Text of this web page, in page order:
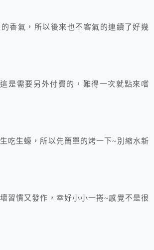
香氣，所以後來也不客氣的連續了好幾
是需要另外付費的，難得一次就點來嚐
吃生蠔，所以先簡單的烤一下~別縮水新
習慣又發作，幸好小小一捲~感覺不是很